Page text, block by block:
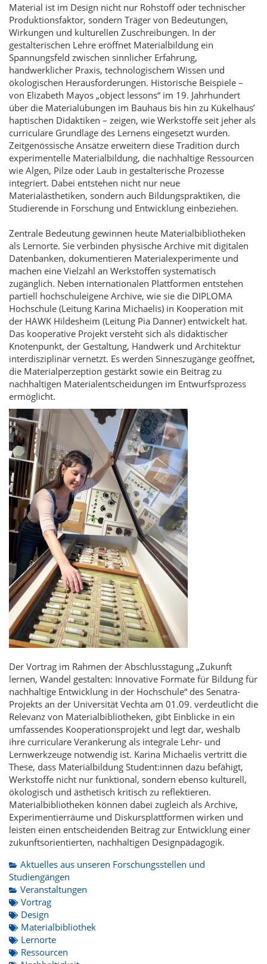
Material ist im Design nicht nur Rohstoff oder technischer
Produktionsfaktor, sondern Träger von Bedeutungen,
Wirkungen und kulturellen Zuschreibungen. In der
gestalterischen Lehre eröffnet Materialbildung ein
Spannungsfeld zwischen sinnlicher Erfahrung,
handwerklicher Praxis, technologischem Wissen und
ökologischen Herausforderungen. Historische Beispiele –
von Elizabeth Mayos „object lessons“ im 19. Jahrhundert
über die Materialübungen im Bauhaus bis hin zu Kükelhaus’
haptischen Didaktiken – zeigen, wie Werkstoffe seit jeher als
curriculare Grundlage des Lernens eingesetzt wurden.
Zeitgenössische Ansätze erweitern diese Tradition durch
experimentelle Materialbildung, die nachhaltige Ressourcen
wie Algen, Pilze oder Laub in gestalterische Prozesse
integriert. Dabei entstehen nicht nur neue
Materialästhetiken, sondern auch Bildungspraktiken, die
Studierende in Forschung und Entwicklung einbeziehen.
Zentrale Bedeutung gewinnen heute Materialbibliotheken
als Lernorte. Sie verbinden physische Archive mit digitalen
Datenbanken, dokumentieren Materialexperimente und
machen eine Vielzahl an Werkstoffen systematisch
zugänglich. Neben internationalen Plattformen entstehen
partiell hochschuleigene Archive, wie sie die DIPLOMA
Hochschule (Leitung Karina Michaelis) in Kooperation mit
der HAWK Hildesheim (Leitung Pia Danner) entwickelt hat.
Das kooperative Projekt versteht sich als didaktischer
Knotenpunkt, der Gestaltung, Handwerk und Architektur
interdisziplinär vernetzt. Es werden Sinneszugänge geöffnet,
die Materialperzeption gestärkt sowie ein Beitrag zu
nachhaltigen Materialentscheidungen im Entwurfsprozess
ermöglicht.
Der Vortrag im Rahmen der Abschlusstagung „Zukunft
lernen, Wandel gestalten: Innovative Formate für Bildung für
nachhaltige Entwicklung in der Hochschule“ des Senatra-
Projekts an der Universität Vechta am 01.09. verdeutlicht die
Relevanz von Materialbibliotheken, gibt Einblicke in ein
umfassendes Kooperationsprojekt und legt dar, weshalb
ihre curriculare Verankerung als integrale Lehr- und
Lernwerkzeuge notwendig ist. Karina Michaelis vertritt die
These, dass Materialbildung Student:innen dazu befähigt,
Werkstoffe nicht nur funktional, sondern ebenso kulturell,
ökologisch und ästhetisch kritisch zu reflektieren.
Materialbibliotheken können dabei zugleich als Archive,
Experimentierräume und Diskursplattformen wirken und
leisten einen entscheidenden Beitrag zur Entwicklung einer
zukunftsorientierten, nachhaltigen Designpädagogik.
Aktuelles aus unseren Forschungsstellen und
Studiengängen
Veranstaltungen
Vortrag
Design
Materialbibliothek
Lernorte
Ressourcen